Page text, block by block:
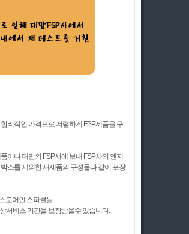
리적인 가격으로 저렴하게 FSP제품을 구
이나 대만의 FSP사에 보내 FSP사의 엔지
스를 제외한 새제품의 구성물과 같이 포장
토어인 스파클몰
서비스 기간을 보장받을수 있습니다.